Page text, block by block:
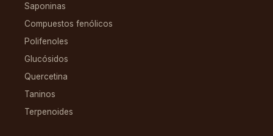
Saponinas
Compuestos fenólicos
Polifenoles
Glucósidos
Quercetina
Taninos
Terpenoides